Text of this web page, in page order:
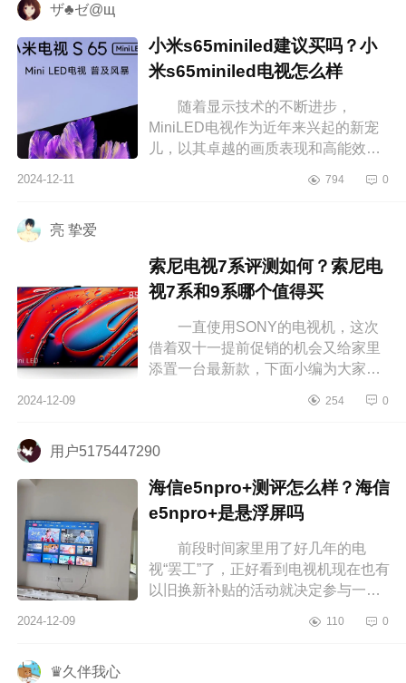
ザ♣ゼ@щ
小米s65miniled建议买吗？小
米s65miniled电视怎么样
随着显示技术的不断进步，
MiniLED电视作为近年来兴起的新宠
儿，以其卓越的画质表现和高能效比
大家介绍下小米s65miniled建议买
2024-12-11 794 0
亮 挚爱
索尼电视7系评测如何？索尼电
视7系和9系哪个值得买
一直使用SONY的电视机，这次
借着双十一提前促销的机会又给家里
添置一台最新款，下面小编为大家介
7系和9系哪个值得买 索尼电视7
2024-12-09 254 0
用户5175447290
海信e5npro+测评怎么样？海信
e5npro+是悬浮屏吗
前段时间家里用了好几年的电
视“罢工”了，正好看到电视机现在也有
以旧换新补贴的活动就决定参与一
e5npro+测评怎么样？海信e5npro+是
2024-12-09 110 0
♛久伴我心